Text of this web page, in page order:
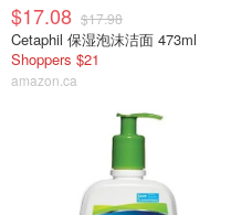
$17.08 $17.98
Cetaphil 保湿泡沫洁面 473ml
Shoppers $21
amazon.ca